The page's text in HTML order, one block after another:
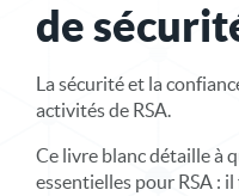
de
La sécurité et la
activités de RSA.
Ce livre blanc détaille à
essentielles pour RSA :